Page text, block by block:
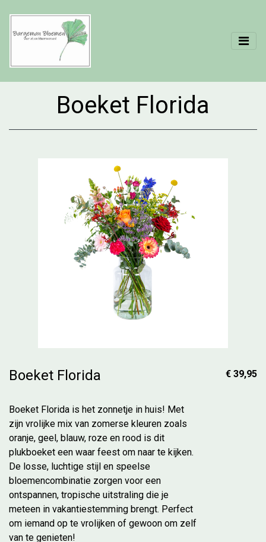
Boeket Florida
Boeket Florida
Boeket Florida is het zonnetje in huis! Met
zijn vrolijke mix van zomerse kleuren zoals
oranje, geel, blauw, roze en rood is dit
plukboeket een waar feest om naar te kijken.
De losse, luchtige stijl en speelse
bloemencombinatie zorgen voor een
ontspannen, tropische uitstraling die je
meteen in vakantiestemming brengt. Perfect
om iemand op te vrolijken of gewoon om zelf
van te genieten!
€ 39,95